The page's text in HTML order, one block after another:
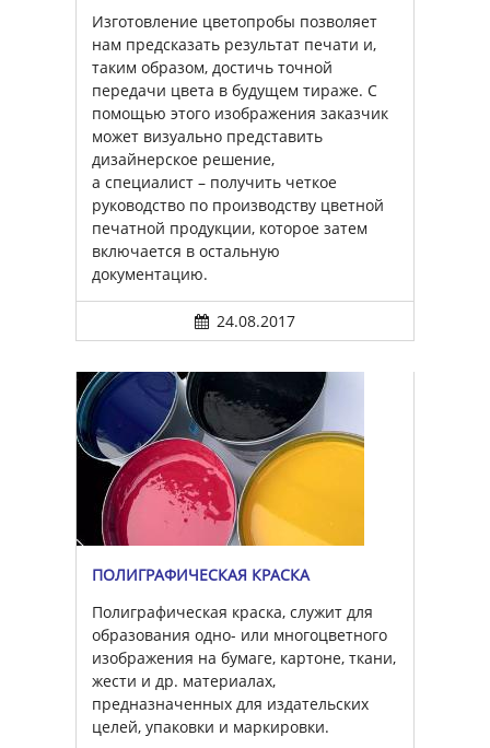
Изготовление цветопробы позволяет
нам предсказать результат печати и,
таким образом, достичь точной
передачи цвета в будущем тираже. С
помощью этого изображения заказчик
может визуально представить
дизайнерское решение,
а специалист – получить четкое
руководство по производству цветной
печатной продукции, которое затем
включается в остальную
документацию.
24.08.2017
ПОЛИГРАФИЧЕСКАЯ КРАСКА
Полиграфическая краска, служит для
образования одно- или многоцветного
изображения на бумаге, картоне, ткани,
жести и др. материалах,
предназначенных для издательских
целей, упаковки и маркировки.